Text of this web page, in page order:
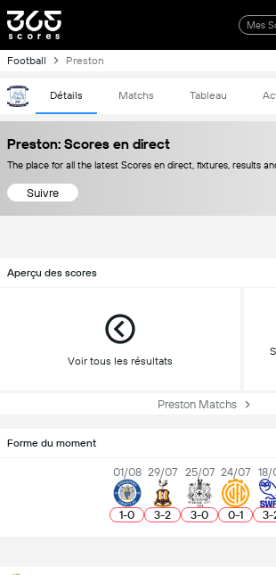
Mes
Football Preston
Détails Matchs Tableau
Preston: Scores en direct
The place for all the latest Scores en direct, fixtures, results
Suivre
Aperçu des scores
Voir tous les résultats
Preston Matchs
Forme du moment
01/08
1-0
29/07
3-2
25/07
3-0
24/07
0-1
18/
3-